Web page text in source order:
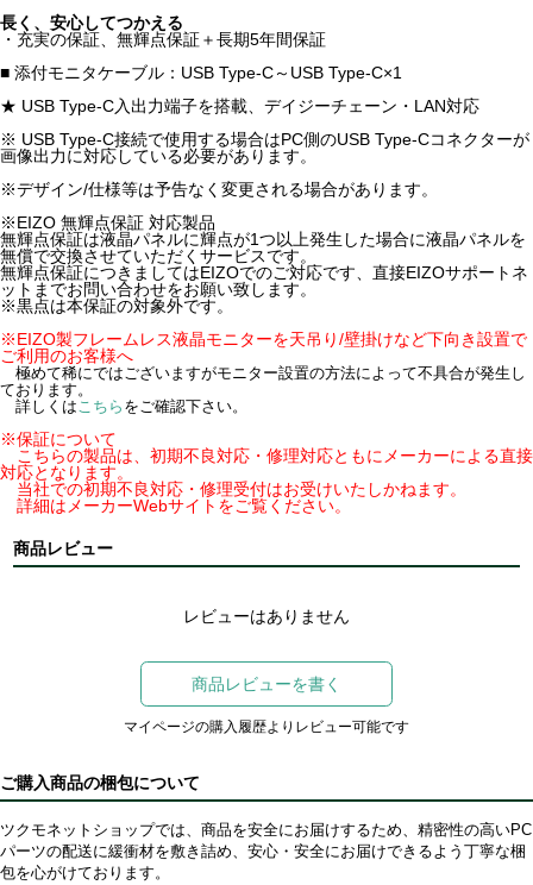
長く、安心してつかえる
・充実の保証、無輝点保証＋長期5年間保証
■ 添付モニタケーブル：USB Type-C～USB Type-C×1
★ USB Type-C入出力端子を搭載、デイジーチェーン・LAN対応
※ USB Type-C接続で使用する場合はPC側のUSB Type-Cコネクターが
画像出力に対応している必要があります。
※デザイン/仕様等は予告なく変更される場合があります。
※EIZO 無輝点保証 対応製品
無輝点保証は液晶パネルに輝点が1つ以上発生した場合に液晶パネルを
無償で交換させていただくサービスです。
無輝点保証につきましてはEIZOでのご対応です、直接EIZOサポートネ
ットまでお問い合わせをお願い致します。
※黒点は本保証の対象外です。
※EIZO製フレームレス液晶モニターを天吊り/壁掛けなど下向き設置で
ご利用のお客様へ
極めて稀にではございますがモニター設置の方法によって不具合が発生し
ております。
詳しくは こちら をご確認下さい。
※保証について
こちらの製品は、初期不良対応・修理対応ともにメーカーによる直接
対応となります。
当社での初期不良対応・修理受付はお受けいたしかねます。
詳細はメーカーWebサイトをご覧ください。
商品レビュー
レビューはありません
商品レビューを書く
マイページの購入履歴よりレビュー可能です
ご購入商品の梱包について
ツクモネットショップでは、商品を安全にお届けするため、精密性の高いPC
パーツの配送に緩衝材を敷き詰め、安心・安全にお届けできるよう丁寧な梱
包を心がけております。